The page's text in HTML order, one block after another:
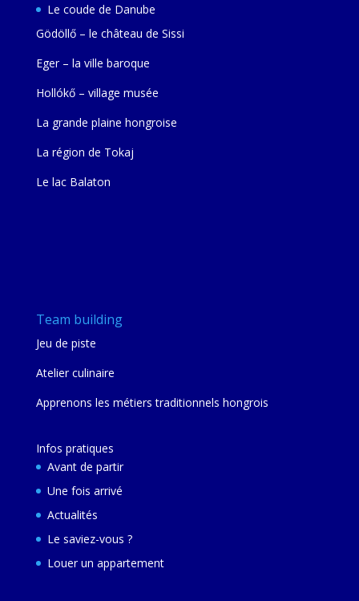
Le coude de Danube
Gödöllő – le château de Sissi
Eger – la ville baroque
Hollókő – village musée
La grande plaine hongroise
La région de Tokaj
Le lac Balaton
Team building
Jeu de piste
Atelier culinaire
Apprenons les métiers traditionnels hongrois
Infos pratiques
Avant de partir
Une fois arrivé
Actualités
Le saviez-vous ?
Louer un appartement